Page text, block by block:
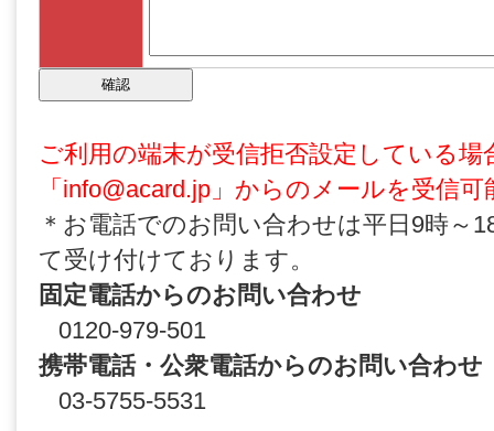
ご利用の端末が受信拒否設定している場
「info@acard.jp」からのメールを受信
＊お電話でのお問い合わせは平日9時～
て受け付けております。
固定電話からのお問い合わせ
0120-979-501
携帯電話・公衆電話からのお問い合わせ
03-5755-5531